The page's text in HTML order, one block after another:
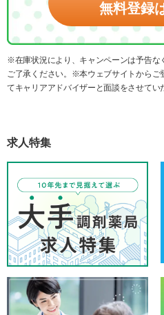
無料登録
※在庫状況により、キャンペーンは予告な
ご了承ください。※本ウェブサイトからご
てキャリアアドバイザーと面談をさせてい
求人特集